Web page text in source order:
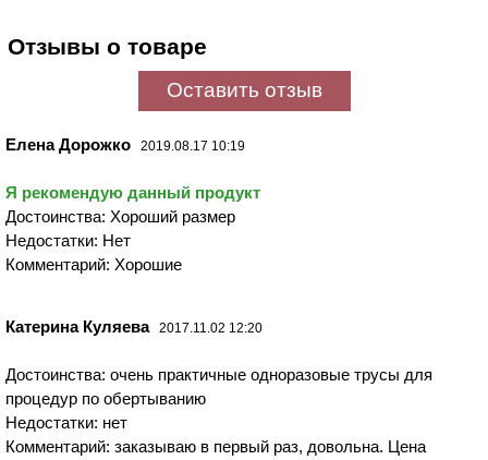
Отзывы о товаре
Оставить отзыв
Елена Дорожко 2019.08.17 10:19
Я рекомендую данный продукт
Достоинства: Хороший размер
Недостатки: Нет
Комментарий: Хорошие
Катерина Куляева 2017.11.02 12:20
Достоинства: очень практичные одноразовые трусы для
процедур по обертыванию
Недостатки: нет
Комментарий: заказываю в первый раз, довольна. Цена